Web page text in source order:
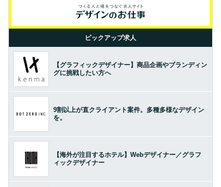
ピックアップ求人
【グラフィックデザイナー】商品企画やブランディン
グに挑戦したい方へ
9割以上が直クライアント案件。多種多様なデザイン
を。
【海外が注目するホテル】Webデザイナー／グラフ
ィックデザイナー